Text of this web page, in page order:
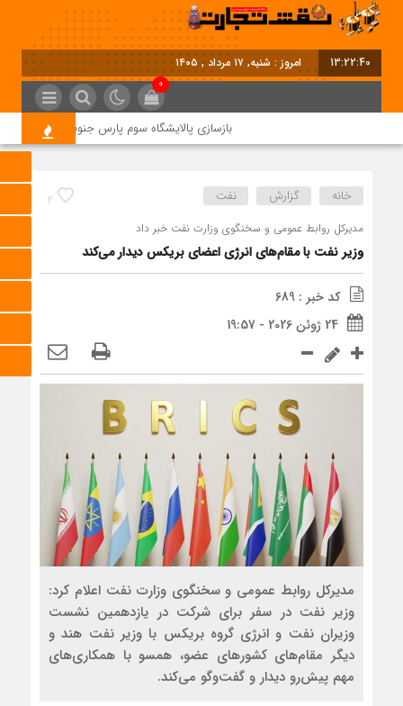
13:22:40 امروز : شنبه, ۱۷ مرداد , ۱۴۰۵
0
بازسازی پالایشگاه سوم پارس جنوبی کلید خورد
2 خانه گزارش نفت
مدیرکل روابط عمومی و سخنگوی وزارت نفت خبر داد
وزیر نفت با مقام‌های انرژی اعضای بریکس دیدار می‌کند
کد خبر : 689
24 ژوئن 2026 - 19:57
مدیرکل روابط عمومی و سخنگوی وزارت نفت اعلام کرد:
وزیر نفت در سفر برای شرکت در یازدهمین نشست
وزیران نفت و انرژی گروه بریکس با وزیر نفت هند و
دیگر مقام‌های کشورهای عضو، همسو با همکاری‌های
مهم پیش‌رو دیدار و گفت‌وگو می‌کند.